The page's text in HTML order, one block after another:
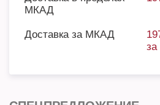
МКАД
Доставка за МКАД